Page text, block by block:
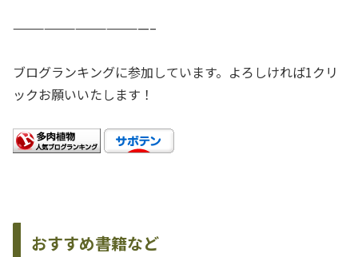
—————————————–
ブログランキングに参加しています。よろしければ1クリ
ックお願いいたします！
おすすめ書籍など